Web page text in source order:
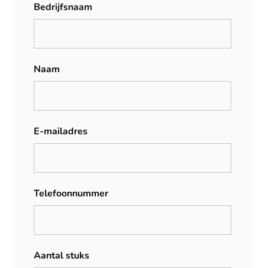
Bedrijfsnaam
Naam
E-mailadres
Telefoonnummer
Aantal stuks